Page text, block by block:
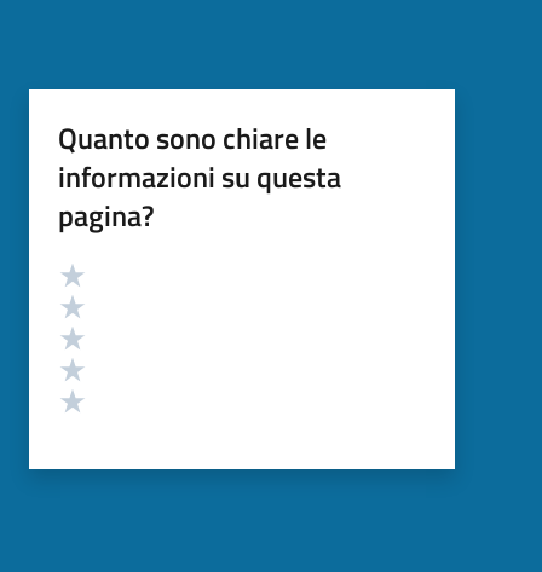
Quanto sono chiare le
informazioni su questa
pagina?
Valutazione